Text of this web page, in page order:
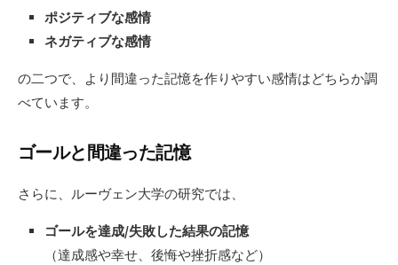
ポジティブな感情
ネガティブな感情
の二つで、より間違った記憶を作りやすい感情はどちらか調
べています。
ゴールと間違った記憶
さらに、ルーヴェン大学の研究では、
ゴールを達成/失敗した結果の記憶
（達成感や幸せ、後悔や挫折感など）